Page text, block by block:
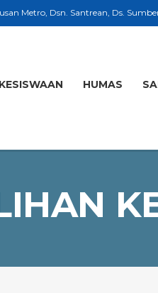
Metro, Dsn. Santrean, Ds.
KESISWAAN HUMAS